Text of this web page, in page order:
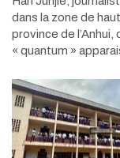
dans la zone de
province de
« quantum »